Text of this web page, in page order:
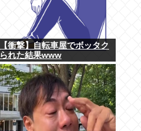
【衝撃】自転車屋でボッタク
られた結果www